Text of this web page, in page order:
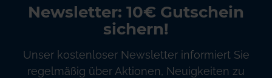
Newsletter: 10€ Gutschein
sichern!
Unser kostenloser Newsletter informiert Sie
regelmäßig über Aktionen, Neuigkeiten zu